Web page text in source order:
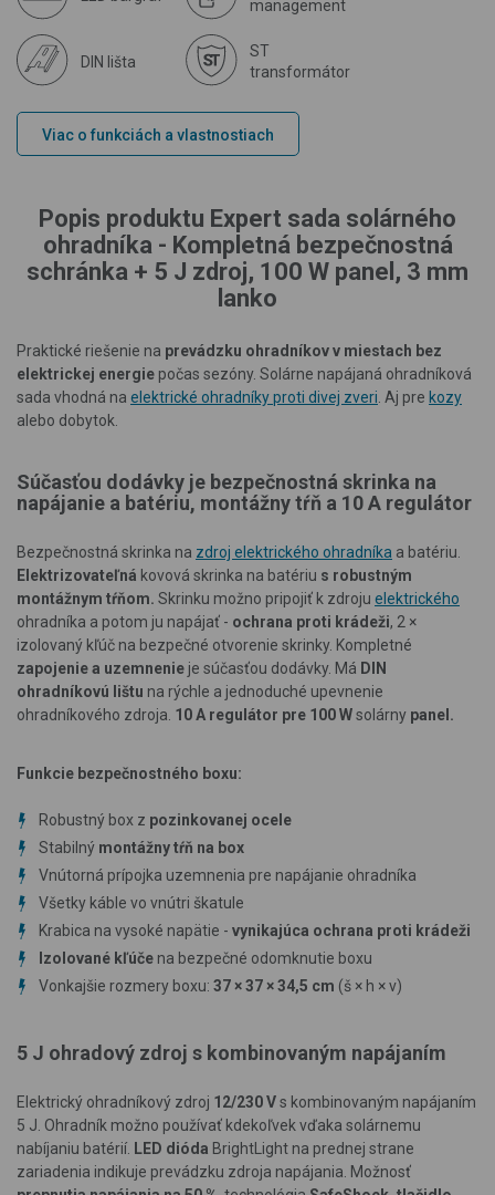
management
DIN lišta
ST
transformátor
Viac o funkciách a vlastnostiach
Popis produktu Expert sada solárného
ohradníka - Kompletná bezpečnostná
schránka + 5 J zdroj, 100 W panel, 3 mm
lanko
Praktické riešenie na prevádzku ohradníkov v miestach bez
elektrickej energie počas sezóny. Solárne napájaná ohradníková
sada vhodná na elektrické ohradníky proti divej zveri . Aj pre kozy
alebo dobytok.
Súčasťou dodávky je bezpečnostná skrinka na
napájanie a batériu, montážny tŕň a 10 A regulátor
Bezpečnostná skrinka na zdroj elektrického ohradníka a batériu.
Elektrizovateľná kovová skrinka na batériu s robustným
montážnym tŕňom. Skrinku možno pripojiť k zdroju elektrického
ohradníka a potom ju napájať - ochrana proti krádeži, 2 ×
izolovaný kľúč na bezpečné otvorenie skrinky. Kompletné
zapojenie a uzemnenie je súčasťou dodávky. Má DIN
ohradníkovú lištu na rýchle a jednoduché upevnenie
ohradníkového zdroja. 10 A regulátor pre 100 Wsolárny panel.
Funkcie bezpečnostného boxu:
Robustný box z pozinkovanej ocele
Stabilný montážny tŕň na box
Vnútorná prípojka uzemnenia pre napájanie ohradníka
Všetky káble vo vnútri škatule
Krabica na vysoké napätie - vynikajúca ochrana proti krádeži
Izolované kľúče na bezpečné odomknutie boxu
Vonkajšie rozmery boxu: 37 × 37 × 34,5 cm (š × h × v)
5 J ohradový zdroj s kombinovaným napájaním
Elektrický ohradníkový zdroj 12/230 Vs kombinovaným napájaním
5 J. Ohradník možno používať kdekoľvek vďaka solárnemu
nabíjaniu batérií. LED dióda BrightLight na prednej strane
zariadenia indikuje prevádzku zdroja napájania. Možnosť